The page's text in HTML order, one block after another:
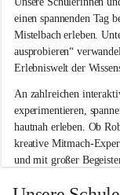
s
c
u
l
e
G
l
o
g
g
n
i
einen spannenden Tag
Mistelbach erleben.
ausprobieren“
Erlebniswelt der
An zahlreichen
experimentieren,
hautnah erleben. Ob
kreative Mitmach-
und mit großer
Besonders